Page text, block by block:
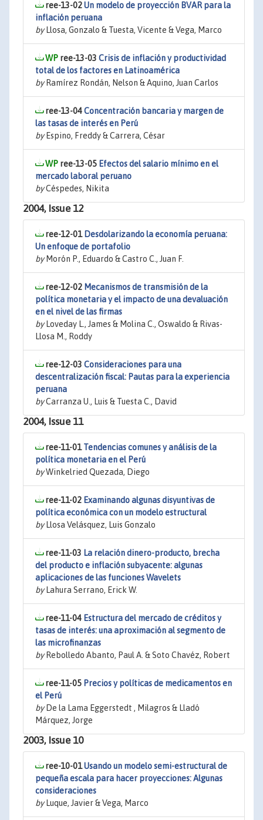
ree-13-02Un modelo de proyección BVAR para la
inflación peruana
byLlosa, Gonzalo & Tuesta, Vicente & Vega, Marco
ree-13-03 Crisis de inflación y productividad
total de los factores en Latinoamérica
byRamírez Rondán, Nelson & Aquino, Juan Carlos
ree-13-04Concentración bancaria y margen de
las tasas de interés en Perú
byEspino, Freddy & Carrera, César
ree-13-05 Efectos del salario mínimo en el
mercado laboral peruano
byCéspedes, Nikita
2004, Issue 12
ree-12-01 Desdolarizando la economía peruana:
Un enfoque de portafolio
byMorón P., Eduardo & Castro C., Juan F.
ree-12-02 Mecanismos de transmisión de la
política monetaria y el impacto de una devaluación
en el nivel de las firmas
byLoveday L., James & Molina C., Oswaldo & Rivas-
Llosa M., Roddy
ree-12-03 Consideraciones para una
descentralización fiscal: Pautas para la experiencia
peruana
byCarranza U., Luis & Tuesta C., David
2004, Issue 11
ree-11-01Tendencias comunes y análisis de la
política monetaria en el Perú
byWinkelried Quezada, Diego
ree-11-02 Examinando algunas disyuntivas de
política económica con un modelo estructural
byLlosa Velásquez, Luis Gonzalo
ree-11-03 La relación dinero-producto, brecha
del producto e inflación subyacente: algunas
aplicaciones de las funciones Wavelets
byLahura Serrano, Erick W.
ree-11-04 Estructura del mercado de créditos y
tasas de interés: una aproximación al segmento de
las microfinanzas
byRebolledo Abanto, Paul A. & Soto Chavéz, Robert
ree-11-05 Precios y políticas de medicamentos en
el Perú
byDe la Lama Eggerstedt , Milagros & Lladó
Márquez, Jorge
2003, Issue 10
ree-10-01Usando un modelo semi-estructural de
pequeña escala para hacer proyecciones: Algunas
consideraciones
byLuque, Javier & Vega, Marco